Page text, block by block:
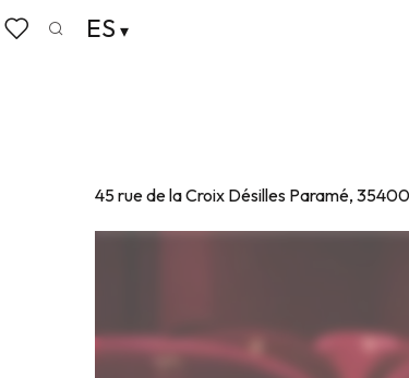
Aller
au
ES
Home
45 rue de la Croix Désilles Paramé,